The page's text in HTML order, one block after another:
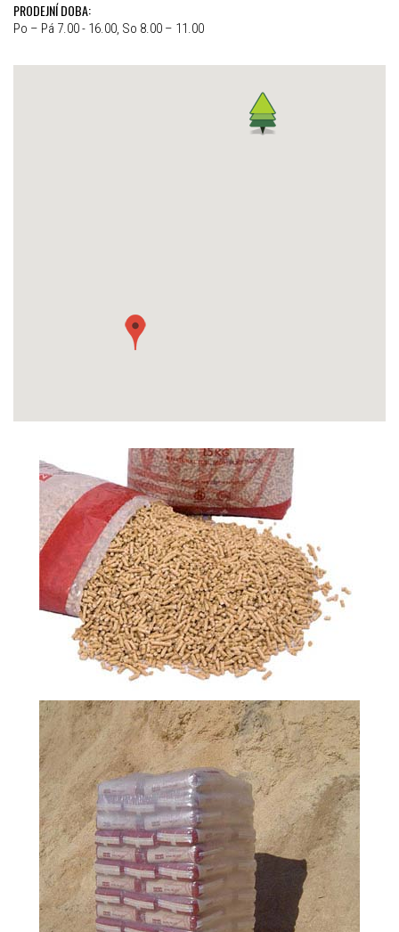
PRODEJNÍ DOBA:
Po – Pá 7.00 - 16.00, So 8.00 – 11.00